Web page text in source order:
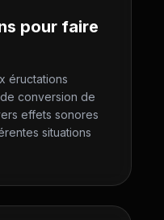
pour faire
éructations
conversion de
effets sonores
situations